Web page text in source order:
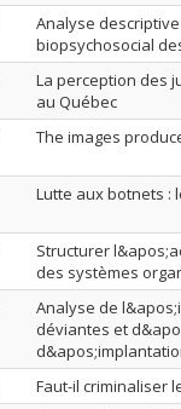
Analyse
biopsychosocial
La perception des
au Québec
The images
Lutte aux botnets :
Structurer
des systèmes
Analyse de
déviantes et
Faut-il criminaliser